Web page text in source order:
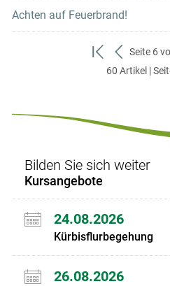
Achten auf Feuerbrand!
zum
ersten
zurück
zum
Seite 6
60 Artikel |
Bilden Sie sich weiter
Kursangebote
24.08.2026
Kürbisflurbegehung
26.08.2026